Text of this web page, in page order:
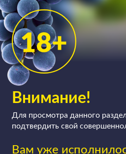
Внимание!
Для просмотра данного
подтвердить свой
Вам уже
«яйцах». Красные вина, так же
розовые, могут быть тихими, а
игристыми (здесь технология
усложняется), сухими,
сладкими.